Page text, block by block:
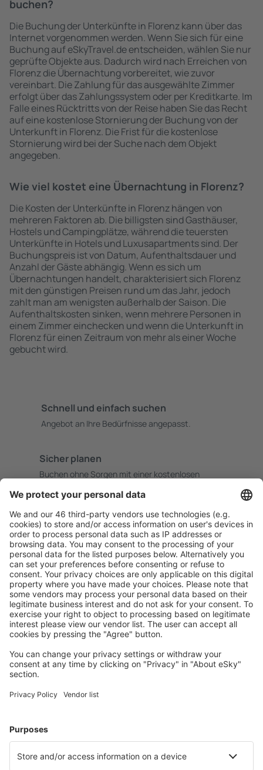
buchen?
Die Buchung der Unterkünfte in Florenz kann über das
Internet vorgenommen werden. Wenn Sie sich für eine
Buchung auf eSkyTravel.de entscheiden, wählen Sie nur
geprüfte Objekte aus. Dadurch wird nach Erreichen von
Florenz die Übernachtung vorbereitet, wie zuvor
vereinbart. Die Zahlung für das ausgewählte Zimmer
erfolgt über das Zahlungssystem oder per Kreditkarte. Im
Falle eines Rücktritts von der Reise haben Sie das Recht
auf eine kostenlose Stornierung der Buchung von der
Unterkunft in Florenz. Die Frist für die kostenlose
Stornierung wird bei der Suche nach dem Objekt
angegeben.
Wie viel kostet eine Übernachtung in Florenz?
Die Kosten der Unterkünfte in Florenz hängen von
mehreren Faktoren ab. Die billigsten sind Gasthäuser,
Hostels und Campingplätze, während die teuersten
Unterkünfte in Hotels und Luxusapartments sind. Der
Buchungspreis ist von Datum, Aufenthaltsdauer und
Anzahl der Gäste abhängig. Wenn es sich um
Übernachtungen handelt, charakterisiert sich Florenz
mit den günstigen Preisen rund um das Jahr, jedoch
zahlt man am wenigsten außerhalb der Saison. Die
Aufenthaltskosten sinken, wenn mehrere Personen in
einem Zimmer einchecken und wenn die Unterkunft in
Florenz für einen Zeitraum von mehr als einer Woche
gebucht wird.
Schnell und einfach suchen
Angebot an Ihre Bedürfnisse angepasst.
Sicher planen
Buchen ohne Sorgen mit einer kostenlosen
Mehr sparen
Attraktive Preise und Spezialangebote für eingeloggte
Benutzer.
Unterkünfte, die Sie mögen
Wählen Sie aus über 1,3 Millionen Unterkünften: Hotels,
Hütten, Apartments und andere.
Unterkünfte in Italien - Beliebte Städte
Unterkunft in Neapel Unterkunft in Tignale